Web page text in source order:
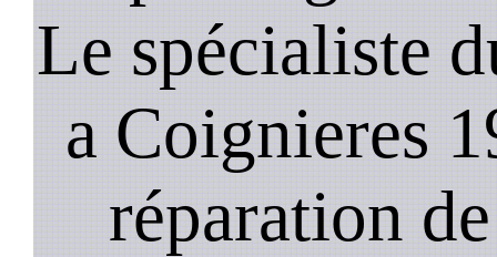
Le spécialiste
a Coignieres
réparation